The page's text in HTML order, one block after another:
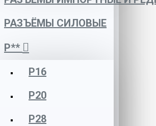
РАЗЪЁМЫ СИЛОВЫЕ
Р**
Р16
Р20
Р28